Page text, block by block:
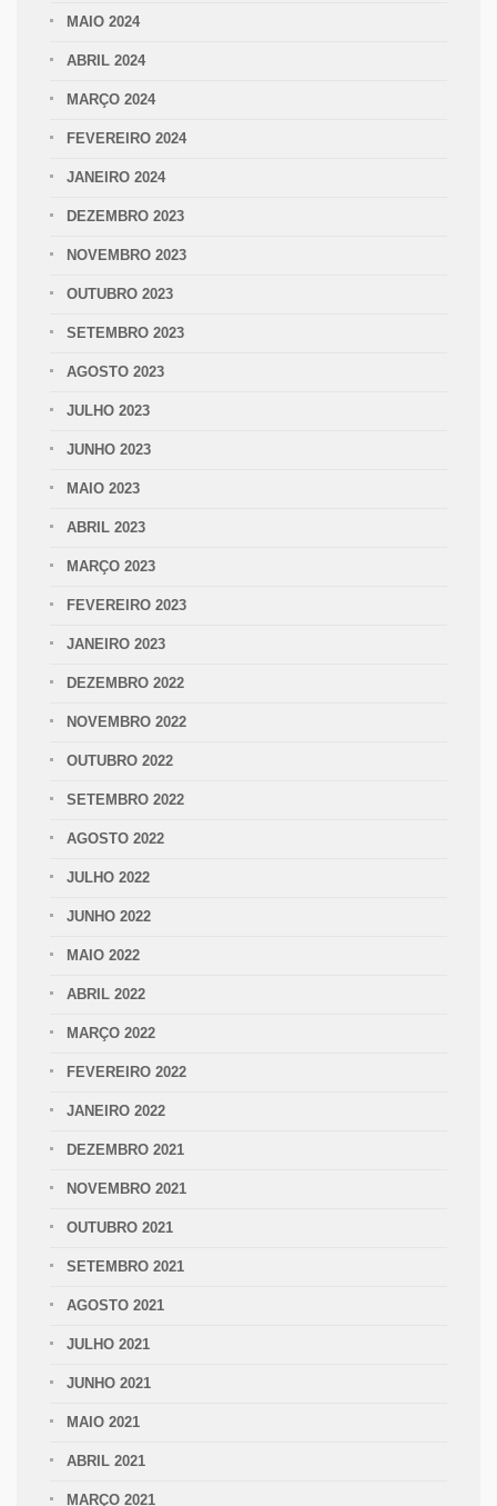
MAIO 2024
ABRIL 2024
MARÇO 2024
FEVEREIRO 2024
JANEIRO 2024
DEZEMBRO 2023
NOVEMBRO 2023
OUTUBRO 2023
SETEMBRO 2023
AGOSTO 2023
JULHO 2023
JUNHO 2023
MAIO 2023
ABRIL 2023
MARÇO 2023
FEVEREIRO 2023
JANEIRO 2023
DEZEMBRO 2022
NOVEMBRO 2022
OUTUBRO 2022
SETEMBRO 2022
AGOSTO 2022
JULHO 2022
JUNHO 2022
MAIO 2022
ABRIL 2022
MARÇO 2022
FEVEREIRO 2022
JANEIRO 2022
DEZEMBRO 2021
NOVEMBRO 2021
OUTUBRO 2021
SETEMBRO 2021
AGOSTO 2021
JULHO 2021
JUNHO 2021
MAIO 2021
ABRIL 2021
MARÇO 2021